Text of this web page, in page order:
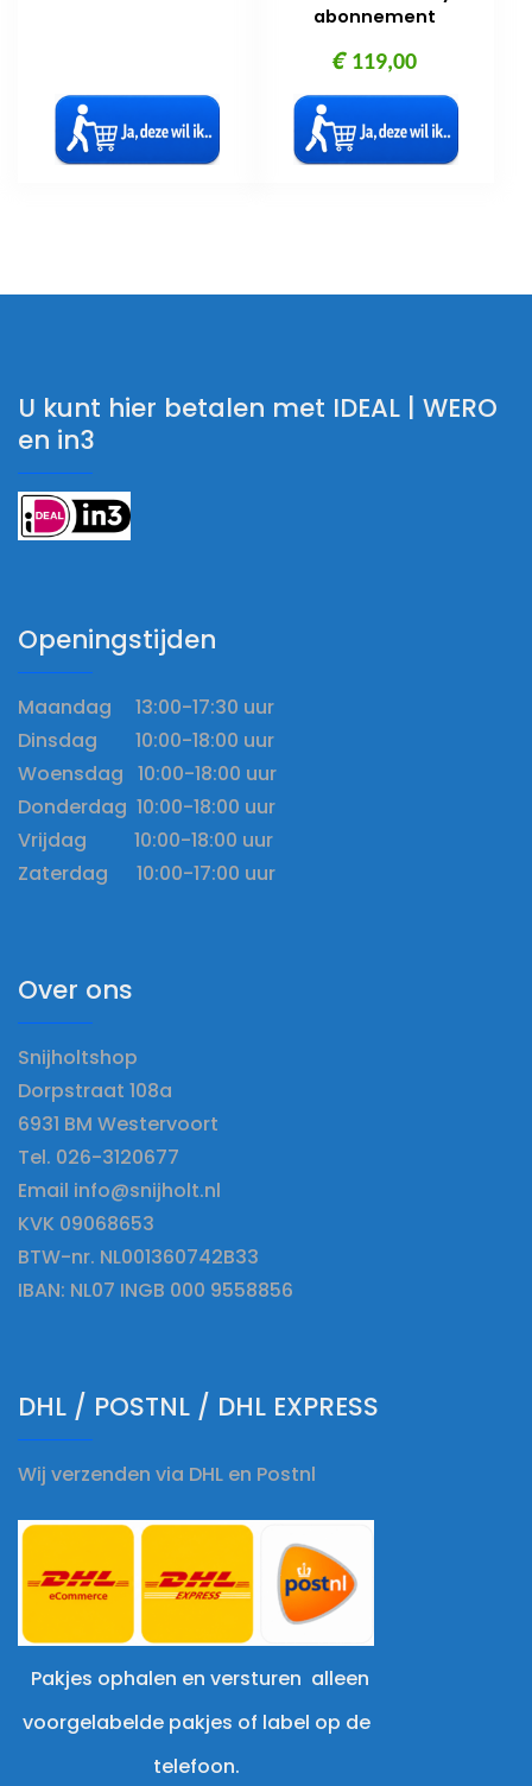
abonnement
€119,00
U kunt hier betalen met IDEAL | WERO
en in3
Openingstijden
Maandag 13:00-17:30 uur
Dinsdag 10:00-18:00 uur
Woensdag 10:00-18:00 uur
Donderdag 10:00-18:00 uur
Vrijdag 10:00-18:00 uur
Zaterdag 10:00-17:00 uur
Over ons
Snijholtshop
Dorpstraat 108a
6931 BM Westervoort
Tel. 026-3120677
Email info@snijholt.nl
KVK 09068653
BTW-nr. NL001360742B33
IBAN: NL07 INGB 000 9558856
DHL / POSTNL / DHL EXPRESS
Wij verzenden via DHL en Postnl
Pakjes ophalen en versturen alleen
voorgelabelde pakjes of label op de
telefoon.